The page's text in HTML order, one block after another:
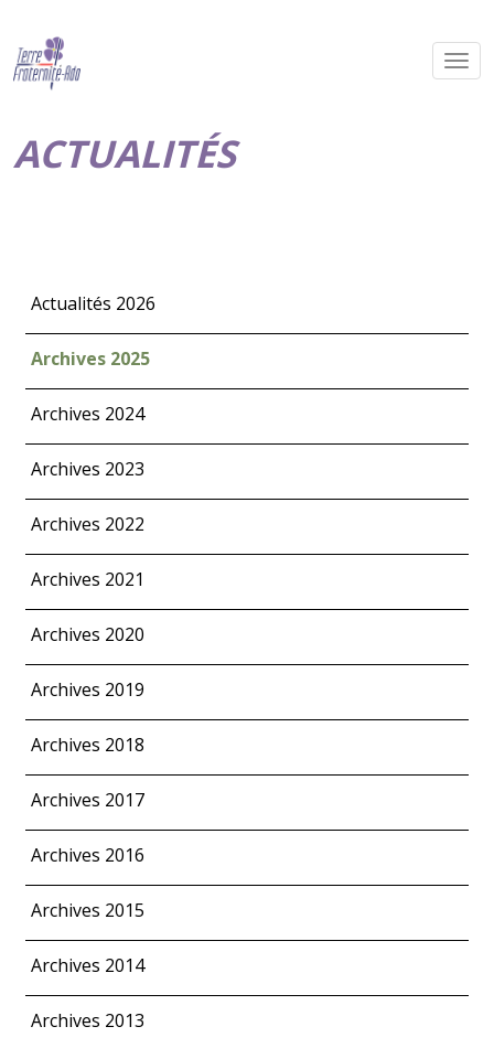
ACTUALITÉS
Actualités 2026
Archives 2025
Archives 2024
Archives 2023
Archives 2022
Archives 2021
Archives 2020
Archives 2019
Archives 2018
Archives 2017
Archives 2016
Archives 2015
Archives 2014
Archives 2013